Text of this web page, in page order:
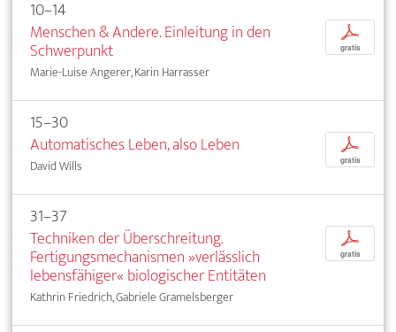
10–14
Menschen & Andere. Einleitung in den
Schwerpunkt
Marie-Luise Angerer, Karin Harrasser
p
gratis
15–30
Automatisches Leben, also Leben
David Wills
p
gratis
31–37
Techniken der Überschreitung.
Fertigungsmechanismen »verlässlich
lebensfähiger« biologischer Entitäten
Kathrin Friedrich, Gabriele Gramelsberger
p
gratis